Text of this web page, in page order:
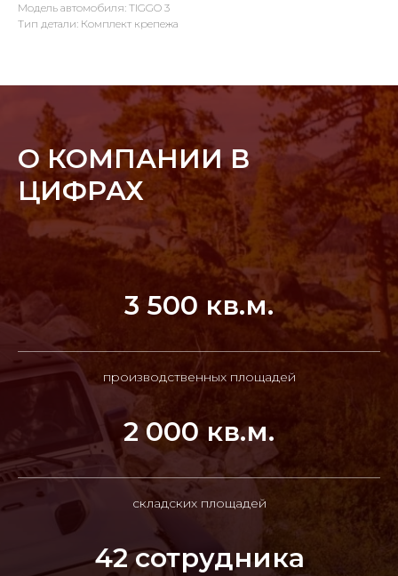
Модель автомобиля: TIGGO 3
Тип детали: Комплект крепежа
О КОМПАНИИ В
ЦИФРАХ
3 500 кв.м.
производственных площадей
2 000 кв.м.
складских площадей
42 сотрудника